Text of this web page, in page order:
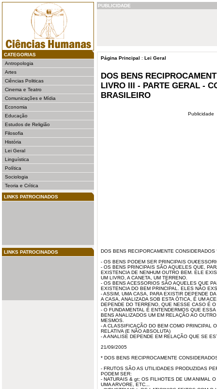
CATEGORIAS
Antropologia
Artes
Ciências Politicas
Cinema e Teatro
Comunicações e Mídia
Economia
Educação
Estudos de Religião
Filosofia
História
Lei Geral
Linguística
Política
Sociologia
Teoria e Crítica
LINKS PATROCINADOS
LINKS PATROCINADOS
PUBLICIDADE
Página Principal : Lei Geral
DOS BENS
LIVRO III - PARTE GERAL -
BRASILEIRO
Publicidade
DOS BENS RECIPORCAMENTE CONSIDERADOS
- OS BENS PODEM SER PRINCIPAIS
- OS BENS PRINCIPAIS SÃO AQUELES QUE,
EXISTENCIA DE NENHUM OUTRO BEM. ELE
UM LIVRO, A CANETA, UM TERRENO.
- OS BENS ACESSORIOS SÃO AQUELES QUE
EXISTENCIA DO BEM PRINCIPAL. ELES NÃO
- ASSIM, UMA CASA, PARA EXISTIR DEPENDE
A CASA, ANALIZADA SOB ESTA ÓTICA, É UM
DEPENDE DO TERRENO, QUE NESSE CASO É
- O FUNDAMENTAL É ENTENDERMOS QUE
BENS ANALIZADOS UM EM RELAÇÃO AO
MESMOS.
- A CLASSIFICAÇÃO DO BEM COMO PRINCIPAL
RELATIVA (E NÃO ABSOLUTA)
- A ANALISE DEPENDE EM RELAÇÃO QUE SE
21/09/2005
* DOS BENS RECIPROCAMENTE
- FRUTOS SÃO AS UTILIDADES PRODUZIDAS
PODEM SER:
- NATURAIS & gt; OS FILHOTES DE UM ANIMAL
UMA ARVORE, ETC...